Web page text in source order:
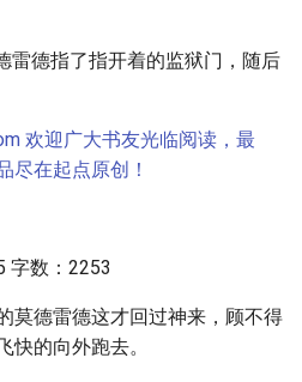
雷德指了指开着的监狱门，随后
欢迎广大书友光临阅读，最
尽在起点原创！
字数：2253
莫德雷德这才回过神来，顾不得
快的向外跑去。